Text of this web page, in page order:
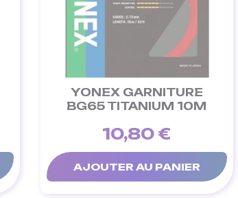
YONEX GARNITURE
BG65 TITANIUM 10M
10,80 €
AJOUTER AU PANIER